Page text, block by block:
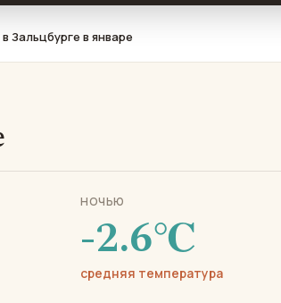
Зальцбурге в январе
НОЧЬЮ
-2.6℃
средняя температура